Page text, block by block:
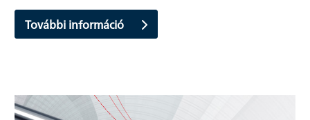
További információ